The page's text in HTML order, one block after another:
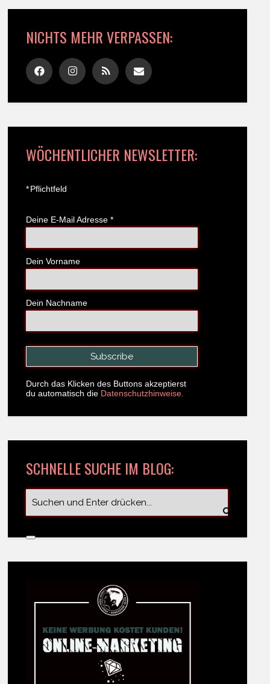
NICHTS MEHR VERPASSEN:
WÖCHENTLICHER NEWSLETTER:
*Pflichtfeld
Deine E-Mail Adresse *
Dein Vorname
Dein Nachname
Durch das Klicken des Buttons akzeptierst
du automatisch die Datenschutzhinweise.
SCHNELLE SUCHE IM BLOG: